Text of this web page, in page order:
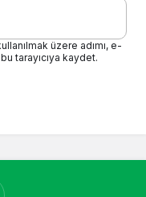
üzere adımı, e-
tarayıcıya kaydet.